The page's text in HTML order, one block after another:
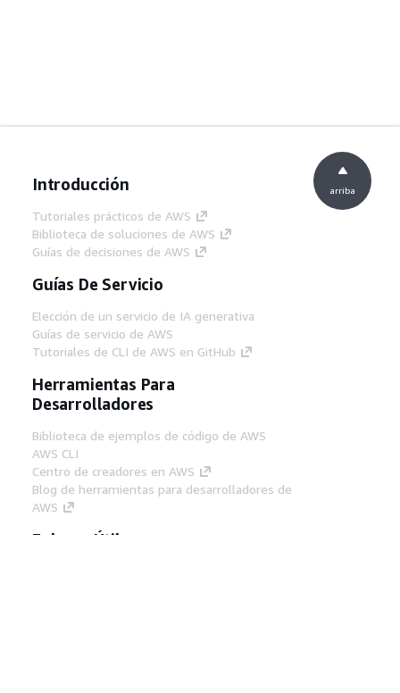
Introducción
Tutoriales prácticos de AWS
Biblioteca de soluciones de AWS
Guías de decisiones de AWS
Guías De Servicio
Elección de un servicio de IA generativa
Guías de servicio de AWS
Tutoriales de CLI de AWS en GitHub
Herramientas Para
Desarrolladores
Biblioteca de ejemplos de código de AWS
AWS CLI
Centro de creadores en AWS
Blog de herramientas para desarrolladores de
AWS
Enlaces Útiles
arriba